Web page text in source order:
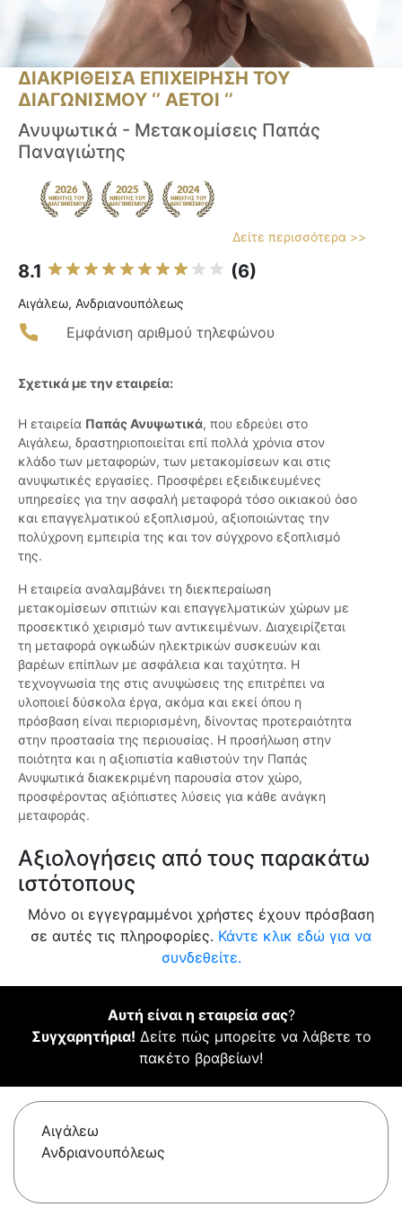
ΔΙΑΚΡΙΘΕΙΣΑ ΕΠΙΧΕΙΡΗΣΗ ΤΟΥ
ΔΙΑΓΩΝΙΣΜΟΥ ‘’ ΑΕΤΟΙ ‘’
Ανυψωτικά - Μετακομίσεις Παπάς
Παναγιώτης
Δείτε περισσότερα >>
8.1 (6)
Αιγάλεω, Ανδριανουπόλεως
Εμφάνιση αριθμού τηλεφώνου
Σχετικά με την εταιρεία:
Η εταιρεία Παπάς Ανυψωτικά, που εδρεύει στο
Αιγάλεω, δραστηριοποιείται επί πολλά χρόνια στον
κλάδο των μεταφορών, των μετακομίσεων και στις
ανυψωτικές εργασίες. Προσφέρει εξειδικευμένες
υπηρεσίες για την ασφαλή μεταφορά τόσο οικιακού όσο
και επαγγελματικού εξοπλισμού, αξιοποιώντας την
πολύχρονη εμπειρία της και τον σύγχρονο εξοπλισμό
της.
Η εταιρεία αναλαμβάνει τη διεκπεραίωση
μετακομίσεων σπιτιών και επαγγελματικών χώρων με
προσεκτικό χειρισμό των αντικειμένων. Διαχειρίζεται
τη μεταφορά ογκωδών ηλεκτρικών συσκευών και
βαρέων επίπλων με ασφάλεια και ταχύτητα. Η
τεχνογνωσία της στις ανυψώσεις της επιτρέπει να
υλοποιεί δύσκολα έργα, ακόμα και εκεί όπου η
πρόσβαση είναι περιορισμένη, δίνοντας προτεραιότητα
στην προστασία της περιουσίας. Η προσήλωση στην
ποιότητα και η αξιοπιστία καθιστούν την Παπάς
Ανυψωτικά διακεκριμένη παρουσία στον χώρο,
προσφέροντας αξιόπιστες λύσεις για κάθε ανάγκη
μεταφοράς.
Αξιολογήσεις από τους παρακάτω
ιστότοπους
Μόνο οι εγγεγραμμένοι χρήστες έχουν πρόσβαση
σε αυτές τις πληροφορίες. Κάντε κλικ εδώ για να
συνδεθείτε.
Αυτή είναι η εταιρεία σας?
Συγχαρητήρια! Δείτε πώς μπορείτε να λάβετε το
πακέτο βραβείων!
Αιγάλεω
Ανδριανουπόλεως